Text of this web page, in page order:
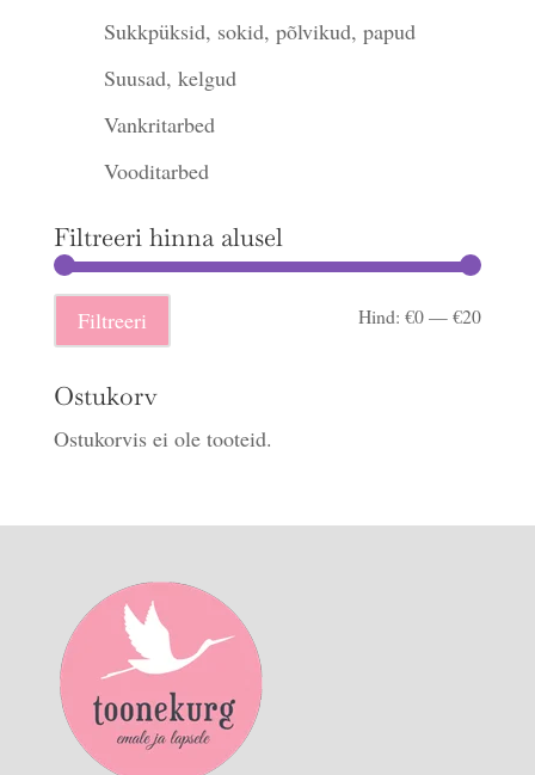
Sukkpüksid, sokid, põlvikud, papud
Suusad, kelgud
Vankritarbed
Vooditarbed
Filtreeri hinna alusel
Filtreeri Hind:€0—€20
Ostukorv
Ostukorvis ei ole tooteid.